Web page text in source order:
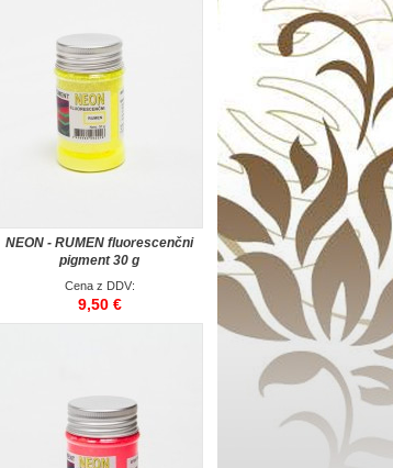
NEON - RUMEN fluorescenčni
pigment 30 g
Cena z DDV:
9,50 €